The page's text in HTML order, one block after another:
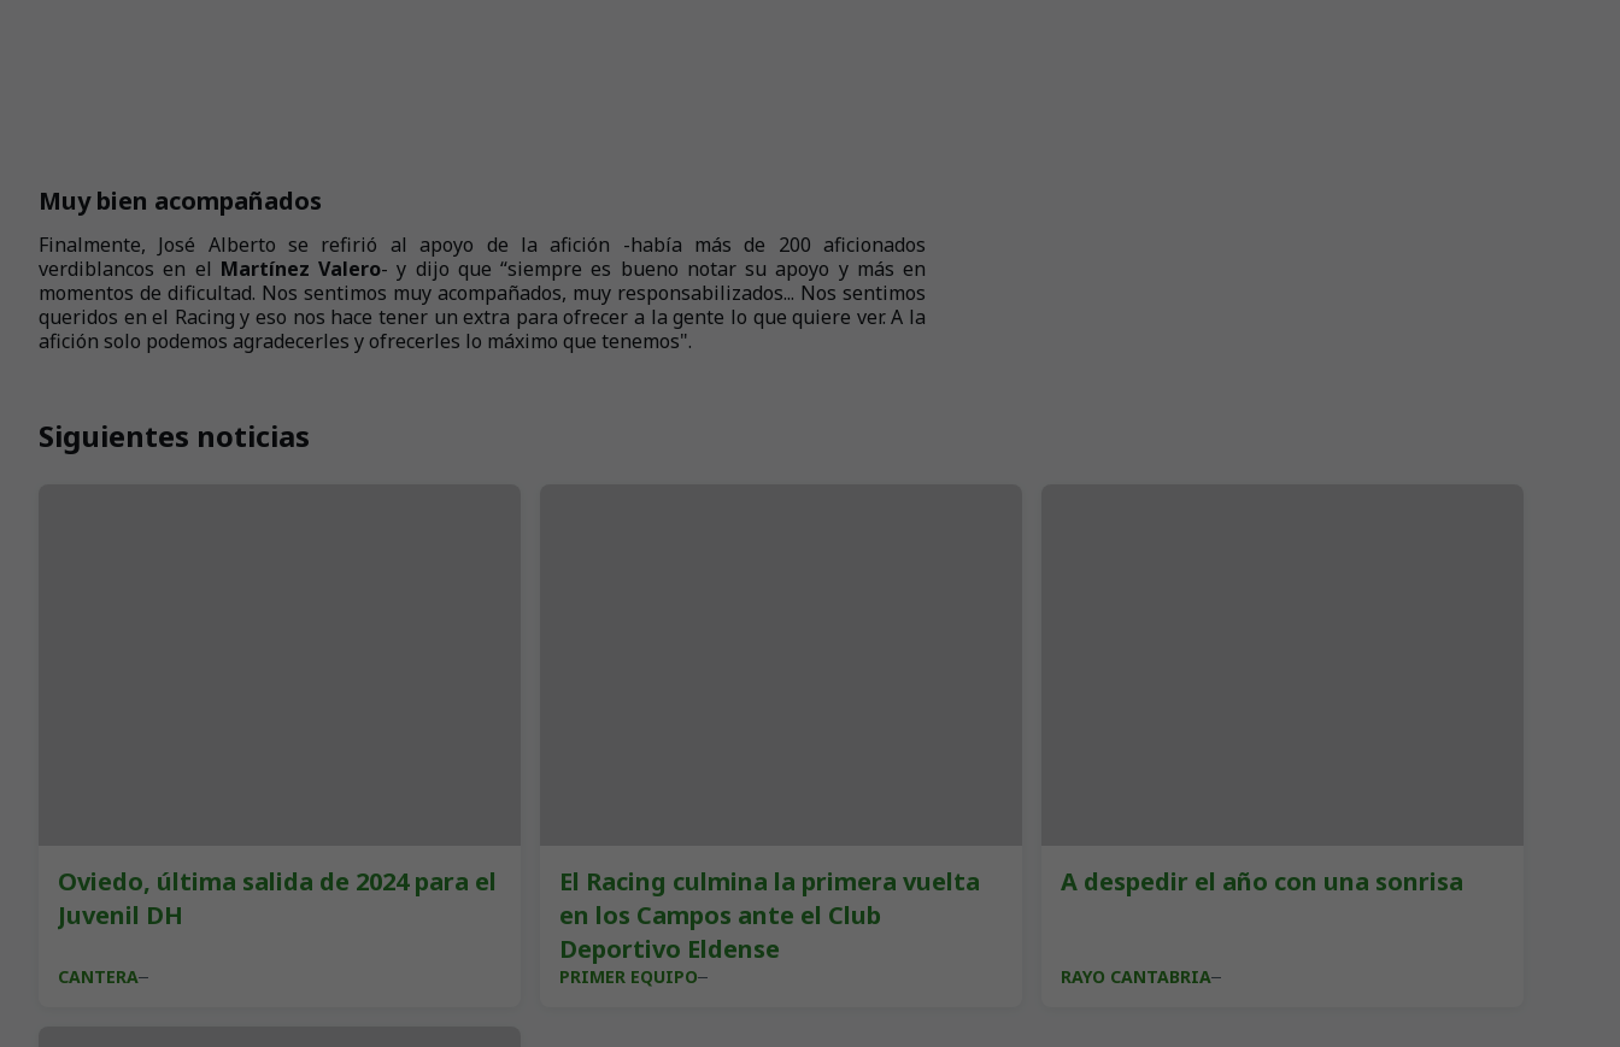
Muy bien acompañados
Finalmente, José Alberto se refirió al apoyo de la afición -había más de 200 aficionados
verdiblancos en el Martínez Valero- y dijo que “siempre es bueno notar su apoyo y más en
momentos de dificultad. Nos sentimos muy acompañados, muy responsabilizados... Nos sentimos
queridos en el Racing y eso nos hace tener un extra para ofrecer a la gente lo que quiere ver. A la
afición solo podemos agradecerles y ofrecerles lo máximo que tenemos".
Siguientes noticias
Oviedo, última salida de 2024 para el
Juvenil DH
CANTERA
El Racing culmina la primera vuelta
en los Campos ante el Club
Deportivo Eldense
PRIMER EQUIPO
A despedir el año con una sonrisa
RAYO CANTABRIA